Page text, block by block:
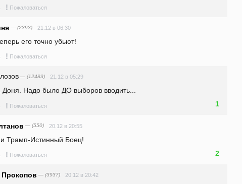
! Пожаловаться
— (2393) 21.12 в 06:30
его точно убьют!
! Пожаловаться
— (12483) 21.12 в 05:29
Доня. Надо было ДО выборов вводить...
! Пожаловаться 1
— (550) 20.12 в 20:55
и Трамп-Истинный Боец!
! Пожаловаться 2
Прокопов — (3937) 20.12 в 20:42